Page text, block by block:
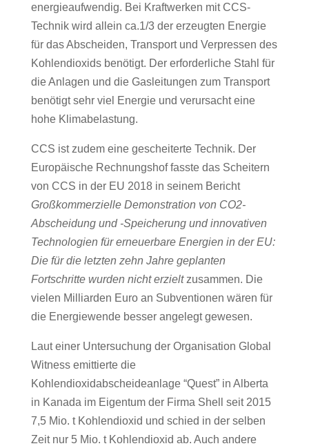
energieaufwendig. Bei Kraftwerken mit CCS-
Technik wird allein ca.1/3 der erzeugten Energie
für das Abscheiden, Transport und Verpressen des
Kohlendioxids benötigt. Der erforderliche Stahl für
die Anlagen und die Gasleitungen zum Transport
benötigt sehr viel Energie und verursacht eine
hohe Klimabelastung.
CCS ist zudem eine gescheiterte Technik. Der
Europäische Rechnungshof fasste das Scheitern
von CCS in der EU 2018 in seinem Bericht
Großkommerzielle Demonstration von CO2-
Abscheidung und -Speicherung und innovativen
Technologien für erneuerbare Energien in der EU:
Die für die letzten zehn Jahre geplanten
Fortschritte wurden nicht erzieltzusammen. Die
vielen Milliarden Euro an Subventionen wären für
die Energiewende besser angelegt gewesen.
Laut einer Untersuchung der Organisation Global
Witness emittierte die
Kohlendioxidabscheideanlage “Quest” in Alberta
in Kanada im Eigentum der Firma Shell seit 2015
7,5 Mio. t Kohlendioxid und schied in der selben
Zeit nur 5 Mio. t Kohlendioxid ab. Auch andere